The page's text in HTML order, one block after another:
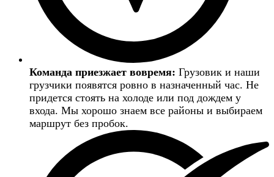
Команда приезжает вовремя: Грузовик и наши
грузчики появятся ровно в назначенный час. Не
придется стоять на холоде или под дождем у
входа. Мы хорошо знаем все районы и выбираем
маршрут без пробок.